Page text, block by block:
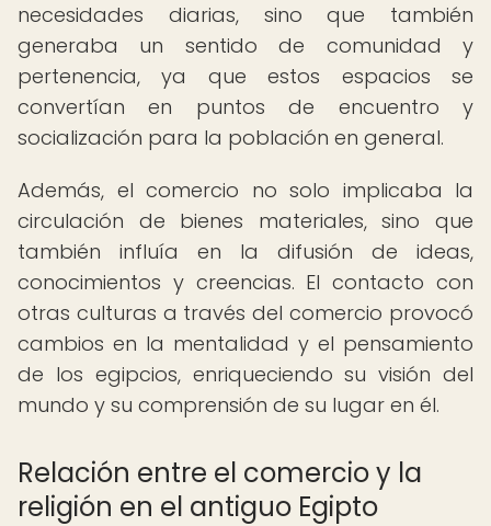
necesidades diarias, sino que también
generaba un sentido de comunidad y
pertenencia, ya que estos espacios se
convertían en puntos de encuentro y
socialización para la población en general.
Además, el comercio no solo implicaba la
circulación de bienes materiales, sino que
también influía en la difusión de ideas,
conocimientos y creencias. El contacto con
otras culturas a través del comercio provocó
cambios en la mentalidad y el pensamiento
de los egipcios, enriqueciendo su visión del
mundo y su comprensión de su lugar en él.
Relación entre el comercio y la
religión en el antiguo Egipto